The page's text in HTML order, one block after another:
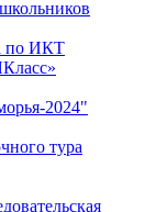
по ИКТ
2024"
тура